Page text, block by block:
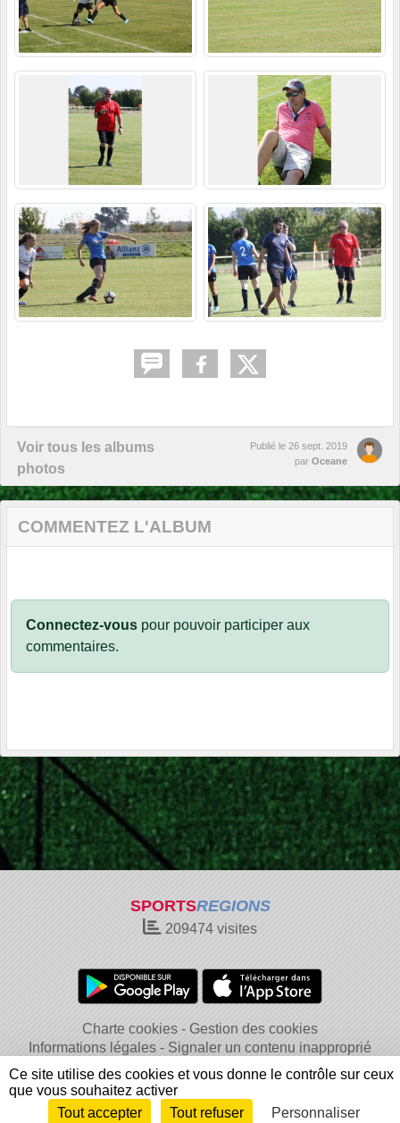
Voir tous les albums
photos
Publié le 26 sept. 2019
par Oceane
COMMENTEZ L'ALBUM
Connectez-vous pour pouvoir participer aux
commentaires.
SPORTSREGIONS
209474 visites
Charte cookies
Gestion des cookies
Informations légales
Signaler un contenu inapproprié
Envie de participer ? Connexion
Ce site utilise des cookies et vous donne le contrôle sur ceux
que vous souhaitez activer
Tout accepter
Tout refuser Personnaliser